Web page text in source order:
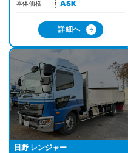
本体価格 ASK
詳細へ
日野 レンジャー